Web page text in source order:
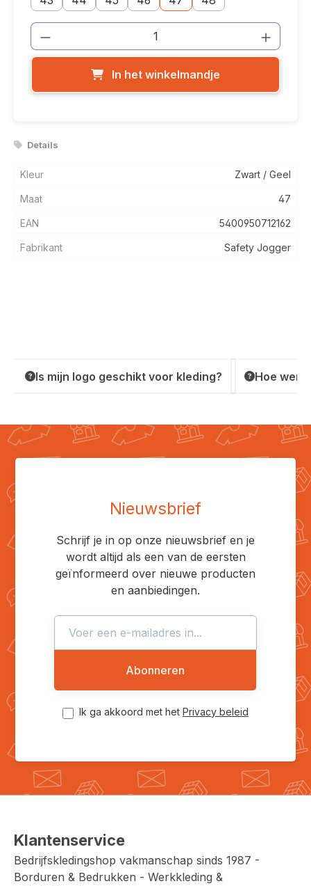
Producthoeveelheid: Voer de
In het winkelmandje
Details
Kleur Zwart / Geel
Maat 47
EAN 5400950712162
Fabrikant Safety Jogger
Is mijn logo geschikt voor kleding? Hoe
Nieuwsbrief
Schrijf je in op onze nieuwsbrief en je
wordt altijd als een van de eersten
geïnformeerd over nieuwe producten
en aanbiedingen.
Abonneren
Ik ga akkoord met het Privacy beleid
Klantenservice
Bedrijfskledingshop vakmanschap sinds 1987 -
Borduren & Bedrukken - Werkkleding &